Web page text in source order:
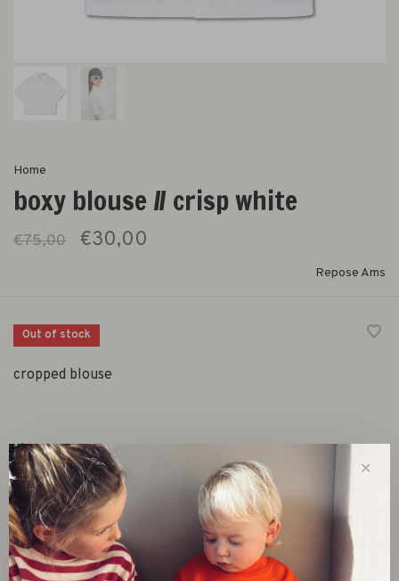
Home
boxy blouse // crisp white
€75,00 €30,00
Repose Ams
Out of stock
cropped blouse
Size :
4 6 8 10
Out of stock
✕